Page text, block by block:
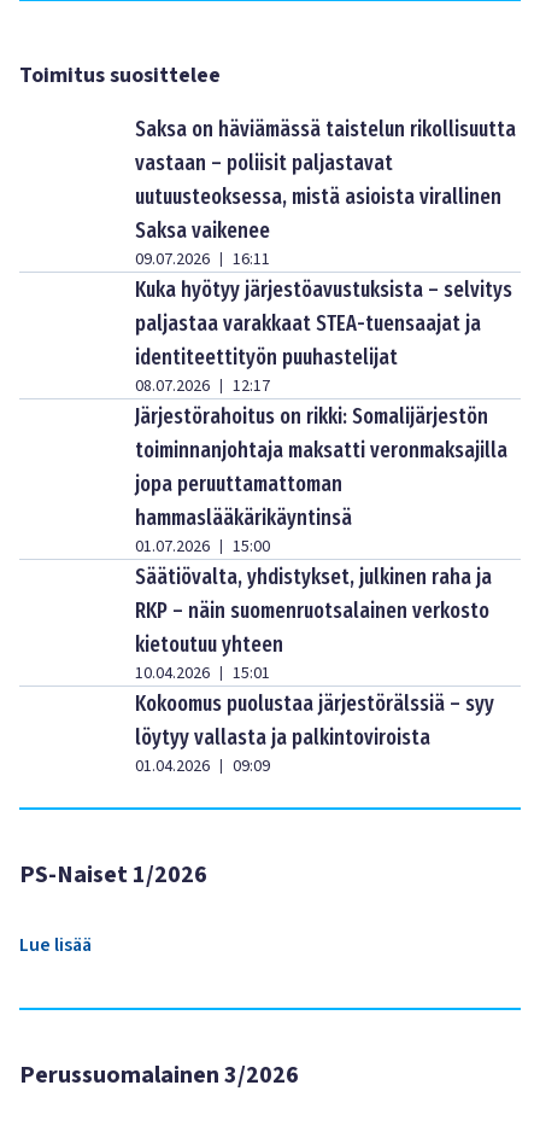
Toimitus suosittelee
Saksa on häviämässä taistelun rikollisuutta
vastaan – poliisit paljastavat
uutuusteoksessa, mistä asioista virallinen
Saksa vaikenee
09.07.2026 | 16:11
Kuka hyötyy järjestöavustuksista – selvitys
paljastaa varakkaat STEA-tuensaajat ja
identiteettityön puuhastelijat
08.07.2026 | 12:17
Järjestörahoitus on rikki: Somalijärjestön
toiminnanjohtaja maksatti veronmaksajilla
jopa peruuttamattoman
hammaslääkärikäyntinsä
01.07.2026 | 15:00
Säätiövalta, yhdistykset, julkinen raha ja
RKP – näin suomenruotsalainen verkosto
kietoutuu yhteen
10.04.2026 | 15:01
Kokoomus puolustaa järjestörälssiä – syy
löytyy vallasta ja palkintoviroista
01.04.2026 | 09:09
PS-Naiset 1/2026
Lue lisää
Perussuomalainen 3/2026